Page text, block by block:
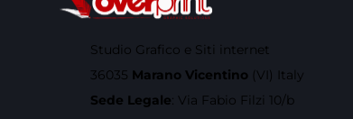
Studio Grafico e Siti internet
36035 Marano Vicentino (VI) Italy
Sede Legale: Via Fabio Filzi 10/b